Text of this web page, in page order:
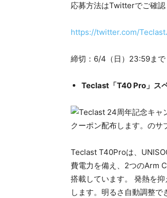
応募方法はTwitterでご確認
https://twitter.com/
締切：6/4（日）23:59まで
Teclast「T40 Pro」ス
Teclast T40Proは、
費電力を備え、2つのArm
搭載しています。 発熱を
します。明るさ自動調整